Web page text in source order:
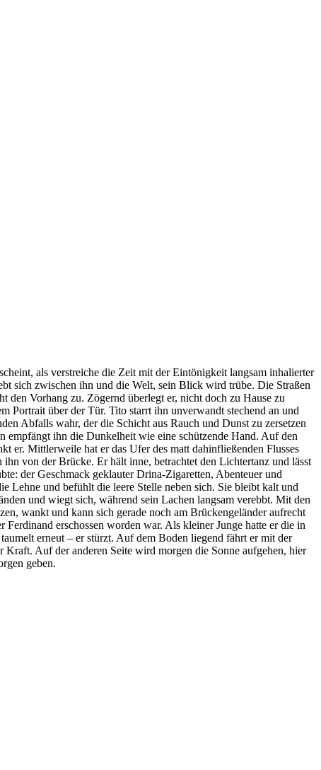
als verstreiche die Zeit mit der Eintönigkeit langsam inhalierter
sich zwischen ihn und die Welt, sein Blick wird trübe. Die Straßen
den Vorhang zu. Zögernd überlegt er, nicht doch zu Hause zu
Portrait über der Tür. Tito starrt ihn unverwandt stechend an und
Abfalls wahr, der die Schicht aus Rauch und Dunst zu zersetzen
empfängt ihn die Dunkelheit wie eine schützende Hand. Auf den
er. Mittlerweile hat er das Ufer des matt dahinfließenden Flusses
von der Brücke. Er hält inne, betrachtet den Lichtertanz und lässt
der Geschmack geklauter Drina-Zigaretten, Abenteuer und
Lehne und befühlt die leere Stelle neben sich. Sie bleibt kalt und
und wiegt sich, während sein Lachen langsam verebbt. Mit den
wankt und kann sich gerade noch am Brückengeländer aufrecht
erschossen worden war. Als kleiner Junge hatte er die in
erneut – er stürzt. Auf dem Boden liegend fährt er mit der
Auf der anderen Seite wird morgen die Sonne aufgehen, hier
geben.